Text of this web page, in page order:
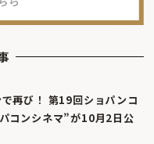
再び！ 第19回ショパンコ
コンシネマ”が10月2日公